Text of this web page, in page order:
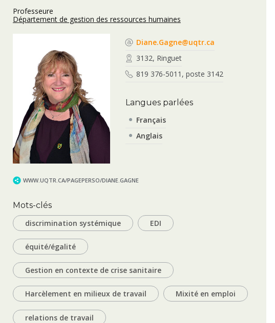
Professeure
Département de gestion des ressources humaines
Diane.Gagne@uqtr.ca
3132, Ringuet
819 376-5011, poste 3142
Langues parlées
Français
Anglais
WWW.UQTR.CA/PAGEPERSO/DIANE.GAGNE
Mots-clés
discrimination systémique
EDI
équité/égalité
Gestion en contexte de crise sanitaire
Harcèlement en milieux de travail Mixité en emploi
relations de travail